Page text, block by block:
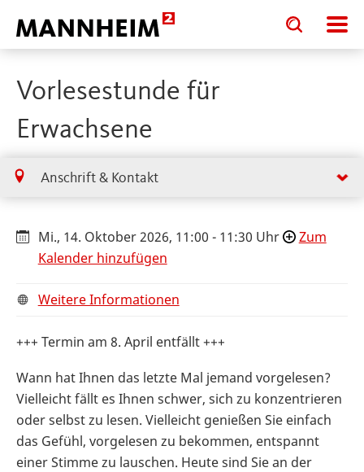
Toggle
search
input
Toggle
search
input
Vorlesestunde für
Erwachsene
Anschrift & Kontakt
Mi., 14. Oktober 2026, 11:00 - 11:30 Uhr
Zum
Kalender hinzufügen
Weitere Informationen
+++ Termin am 8. April entfällt +++
Wann hat Ihnen das letzte Mal jemand vorgelesen?
Vielleicht fällt es Ihnen schwer, sich zu konzentrieren
oder selbst zu lesen. Vielleicht genießen Sie einfach
das Gefühl, vorgelesen zu bekommen, entspannt
einer Stimme zu lauschen. Heute sind Sie an der